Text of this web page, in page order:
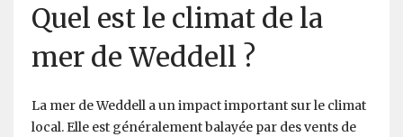
Quel est le climat de la
mer de Weddell ?
La mer de Weddell a un impact important sur le climat
local. Elle est généralement balayée par des vents de